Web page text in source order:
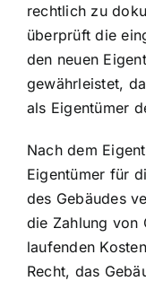
rechtlich zu
überprüft die
den neuen
gewährleistet,
als Eigentümer
Nach dem
Eigentümer für
des Gebäudes
die Zahlung von
laufenden
Recht, das